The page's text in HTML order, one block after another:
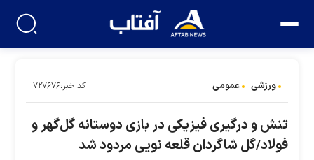
ورزشی عمومی کد خبر:۷۲۷۶۷۶
تنش و درگیری فیزیکی در بازی دوستانه گل‌گهر و
فولاد/گل شاگردان قلعه نویی مردود شد